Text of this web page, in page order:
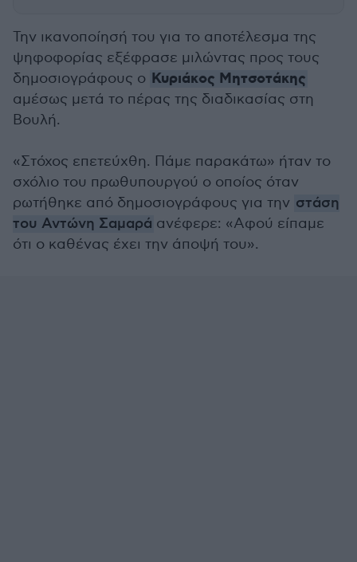
Την ικανοποίησή του για το αποτέλεσμα της
ψηφοφορίας εξέφρασε μιλώντας προς τους
δημοσιογράφους ο Κυριάκος Μητσοτάκης
αμέσως μετά το πέρας της διαδικασίας στη
Βουλή.
«Στόχος επετεύχθη. Πάμε παρακάτω» ήταν το
σχόλιο του πρωθυπουργού ο οποίος όταν
ρωτήθηκε από δημοσιογράφους για την στάση
του Αντώνη Σαμαρά ανέφερε: «Αφού είπαμε
ότι ο καθένας έχει την άποψή του».